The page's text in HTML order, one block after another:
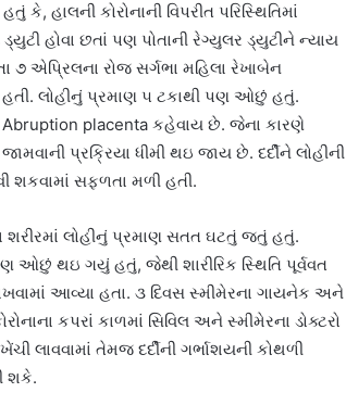
હાલની કોરોનાની વિપરીત પરિસ્થિતિમાં
હોવા છતાં પણ પોતાની રેગ્યુલર ડ્યુટીને ન્યાય
૭ એપ્રિલના રોજ સર્ગભા મહિલા રેખાબેન
હતી. લોહીનું પ્રમાણ ૫ ટકાથી પણ ઓછું હતું.
Abruption placenta કહેવાય છે. જેના કારણે
પ્રક્રિયા ધીમી થઇ જાય છે. દર્દીને લોહીની
શકવામાં સફળતા મળી હતી.
શરીરમાં લોહીનું પ્રમાણ સતત ઘટતું જતું હતું.
ઓછું થઇ ગયું હતું, જેથી શારીરિક સ્થિતિ પૂર્વવત
આવ્યા હતા. ૩ દિવસ સ્મીમેરના ગાયનેક અને
કપરાં કાળમાં સિવિલ અને સ્મીમેરના ડોક્ટરો
લાવવામાં તેમજ દર્દીની ગર્ભાશયની કોથળી
શકે.